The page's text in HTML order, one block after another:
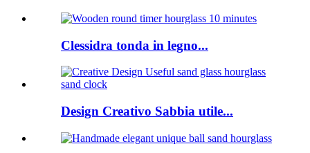
Clessidra tonda in legno...
Design Creativo Sabbia utile...